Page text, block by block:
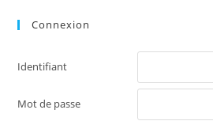
Connexion
Identifiant
Mot de passe